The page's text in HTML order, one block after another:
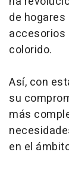
de
accesorios
colorido.
Así, con
su
más
en el